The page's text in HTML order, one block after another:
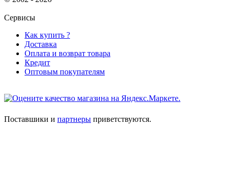
Сервисы
Как купить ?
Доставка
Оплата и возврат товара
Кредит
Оптовым покупателям
Поставшики и партнеры приветствуются.